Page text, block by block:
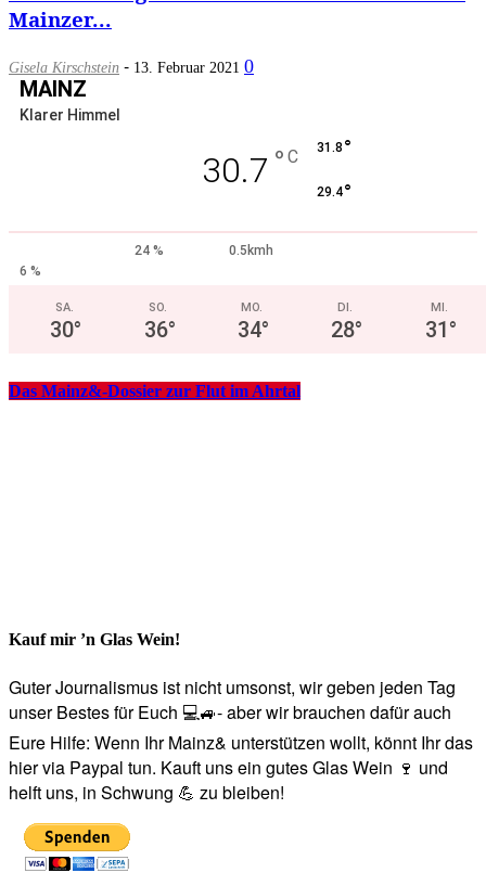
Mainzer...
Gisela Kirschstein - 13. Februar 2021 0
MAINZ
Klarer Himmel
30.7 ° C 31.8 °
29.4°
24 %
0.5kmh
6 %
SA.
30°
SO.
36°
MO.
34°
DI.
28°
MI.
31°
Das Mainz&-Dossier zur Flut im Ahrtal
Kauf mir ’n Glas Wein!
Guter Journalismus ist nicht umsonst, wir geben jeden Tag
unser Bestes für Euch 💻🚙- aber wir brauchen dafür auch
Eure Hilfe: Wenn Ihr Mainz& unterstützen wollt, könnt Ihr das
hier via Paypal tun. Kauft uns ein gutes Glas Wein 🍷 und
helft uns, in Schwung 💪 zu bleiben!